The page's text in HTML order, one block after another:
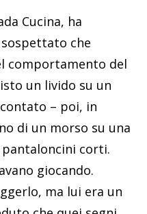
Cucina, ha
che
comportamento del
un livido su un
– poi, in
di un morso su una
pantaloncini corti.
giocando.
ma lui era un